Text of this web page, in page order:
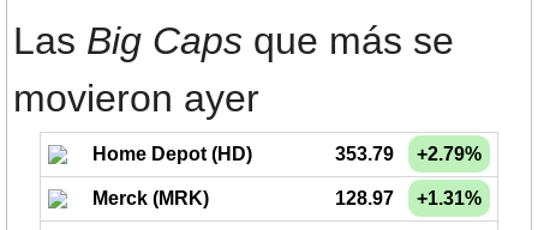
Las Big Caps que más se
movieron ayer
Home Depot (HD) 353.79 +2.79%
Merck (MRK) 128.97 +1.31%